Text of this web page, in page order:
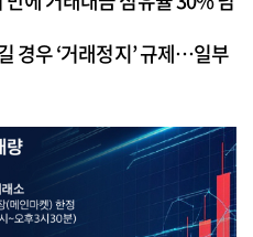
경우 ‘거래정지’ 규제…일부